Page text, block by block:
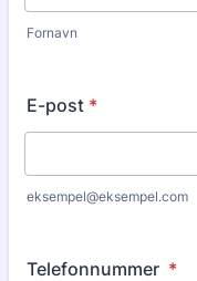
Fornavn
E-post *
eksempel@eksempel.com
Telefonnummer *